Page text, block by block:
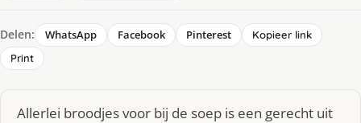
Delen: WhatsApp Facebook Pinterest
Kopieer link
Print
Allerlei broodjes voor bij de soep is een gerecht uit